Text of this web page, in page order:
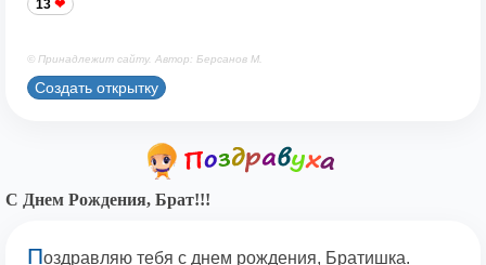
13
© Принадлежит сайту. Автор: Берсанов М.
Создать открытку
С Днем Рождения, Брат!!!
Поздравляю тебя с днем рождения, Братишка.